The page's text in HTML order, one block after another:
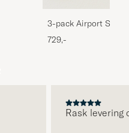
3-pack Airport
Melange
729,-
Rask levering